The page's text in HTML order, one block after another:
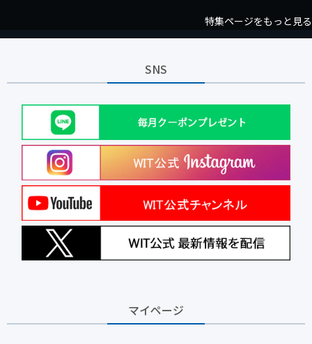
特集ページをもっと見る
SNS
マイページ